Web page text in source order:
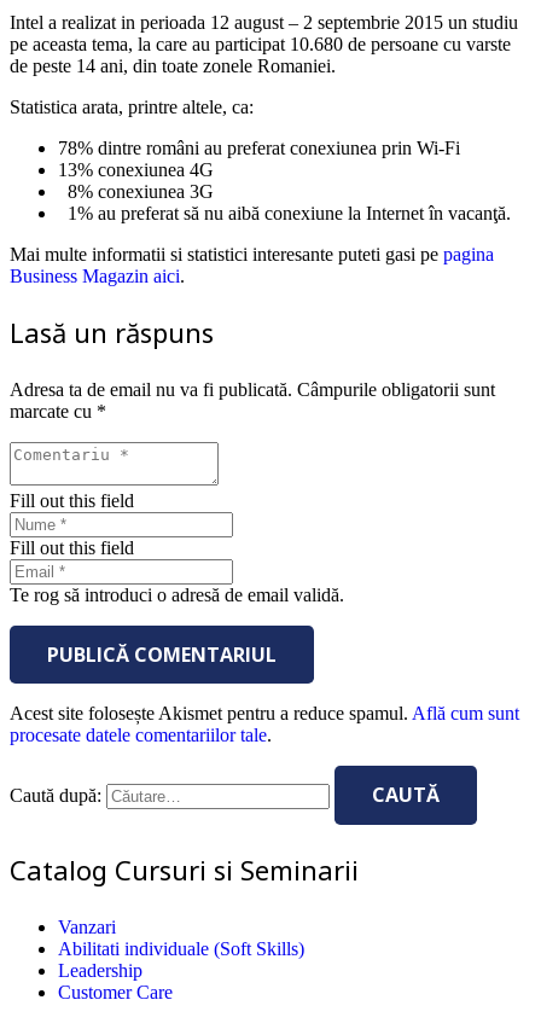
Intel a realizat in perioada 12 august – 2 septembrie 2015 un studiu
pe aceasta tema, la care au participat 10.680 de persoane cu varste
de peste 14 ani, din toate zonele Romaniei.
Statistica arata, printre altele, ca:
78% dintre români au preferat conexiunea prin Wi-Fi
13% conexiunea 4G
8% conexiunea 3G
1% au preferat să nu aibă conexiune la Internet în vacanţă.
Mai multe informatii si statistici interesante puteti gasi pe pagina
Business Magazin aici.
Lasă un răspuns
Adresa ta de email nu va fi publicată. Câmpurile obligatorii sunt
marcate cu *
Fill out this field
Fill out this field
Te rog să introduci o adresă de email validă.
PUBLICĂ COMENTARIUL
Acest site folosește Akismet pentru a reduce spamul. Află cum sunt
procesate datele comentariilor tale.
Caută după:
Catalog Cursuri si Seminarii
Vanzari
Abilitati individuale (Soft Skills)
Leadership
Customer Care